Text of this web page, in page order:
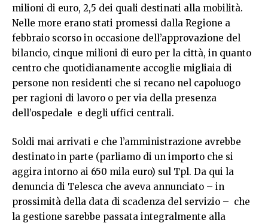
milioni di euro, 2,5 dei quali destinati alla mobilità.
Nelle more erano stati promessi dalla Regione a
febbraio scorso in occasione dell’approvazione del
bilancio, cinque milioni di euro per la città, in quanto
centro che quotidianamente accoglie migliaia di
persone non residenti che si recano nel capoluogo
per ragioni di lavoro o per via della presenza
dell’ospedale e degli uffici centrali.
Soldi mai arrivati e che l’amministrazione avrebbe
destinato in parte (parliamo di un importo che si
aggira intorno ai 650 mila euro) sul Tpl. Da qui la
denuncia di Telesca che aveva annunciato – in
prossimità della data di scadenza del servizio – che
la gestione sarebbe passata integralmente alla